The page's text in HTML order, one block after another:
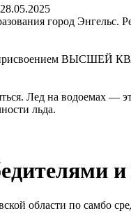
28.05.2025
город
присвоением
Лед на водоемах —
льда.
области по самбо